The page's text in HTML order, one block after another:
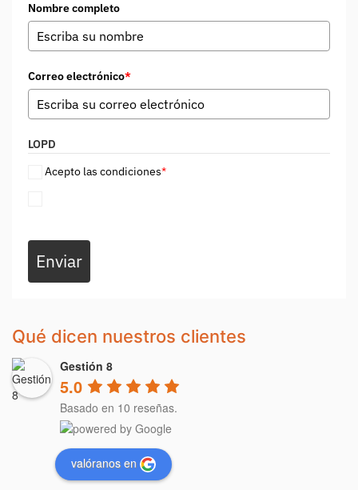
Nombre completo
Correo electrónico*
LOPD
Acepto las condiciones*
Enviar
Qué dicen nuestros clientes
Gestión 8
5.0
Basado en 10 reseñas.
valóranos en